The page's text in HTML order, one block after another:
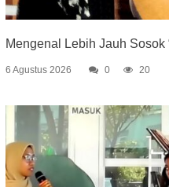
Mengenal Lebih Jauh Sosok
6 Agustus 2026 0 20